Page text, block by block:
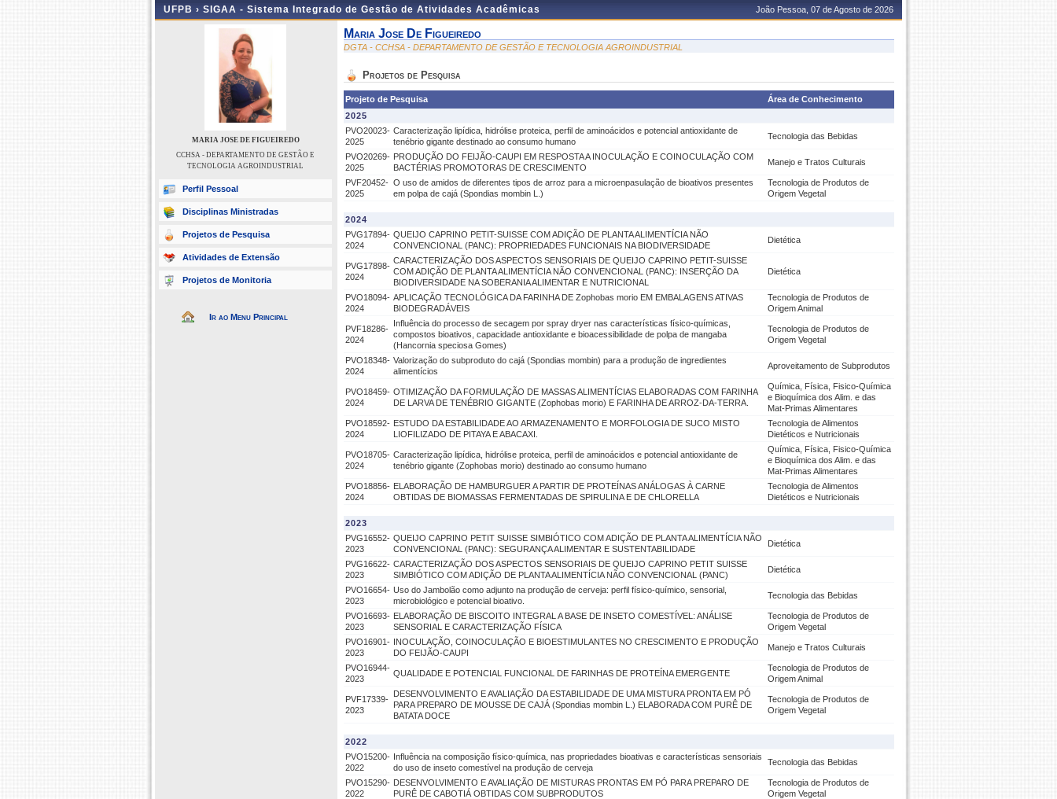
UFPB › SIGAA - Sistema Integrado de Gestão de Atividades Acadêmicas João Pessoa, 07 de Agosto de 2026
MARIA JOSE DE FIGUEIREDO
CCHSA - DEPARTAMENTO DE GESTÃO E
TECNOLOGIA AGROINDUSTRIAL
Perfil Pessoal
Disciplinas Ministradas
Projetos de Pesquisa
Atividades de Extensão
Projetos de Monitoria
Ir ao Menu Principal
Maria Jose De Figueiredo
DGTA - CCHSA - DEPARTAMENTO DE GESTÃO E TECNOLOGIA AGROINDUSTRIAL
Projetos de Pesquisa
Projeto de Pesquisa
Área de Conhecimento
2025
PVO20023-
2025
Caracterização lipídica, hidrólise proteica, perfil de aminoácidos e potencial antioxidante de
tenébrio gigante destinado ao consumo humano
Tecnologia das Bebidas
PVO20269-
2025
PRODUÇÃO DO FEIJÃO-CAUPI EM RESPOSTA A INOCULAÇÃO E COINOCULAÇÃO COM
BACTÉRIAS PROMOTORAS DE CRESCIMENTO
Manejo e Tratos Culturais
PVF20452-
2025
O uso de amidos de diferentes tipos de arroz para a microenpasulação de bioativos presentes
em polpa de cajá (Spondias mombin L.)
Tecnologia de Produtos de
Origem Vegetal
2024
PVG17894-
2024
QUEIJO CAPRINO PETIT-SUISSE COM ADIÇÃO DE PLANTA ALIMENTÍCIA NÃO
CONVENCIONAL (PANC): PROPRIEDADES FUNCIONAIS NA BIODIVERSIDADE
Dietética
PVG17898-
2024
CARACTERIZAÇÃO DOS ASPECTOS SENSORIAIS DE QUEIJO CAPRINO PETIT-SUISSE
COM ADIÇÃO DE PLANTA ALIMENTÍCIA NÃO CONVENCIONAL (PANC): INSERÇÃO DA
BIODIVERSIDADE NA SOBERANIA ALIMENTAR E NUTRICIONAL
Dietética
PVO18094-
2024
APLICAÇÃO TECNOLÓGICA DA FARINHA DE Zophobas morio EM EMBALAGENS ATIVAS
BIODEGRADÁVEIS
Tecnologia de Produtos de
Origem Animal
PVF18286-
2024
Influência do processo de secagem por spray dryer nas características físico-químicas,
compostos bioativos, capacidade antioxidante e bioacessibilidade de polpa de mangaba
(Hancornia speciosa Gomes)
Tecnologia de Produtos de
Origem Vegetal
PVO18348-
2024
Valorização do subproduto do cajá (Spondias mombin) para a produção de ingredientes
alimentícios
Aproveitamento de Subprodutos
PVO18459-
2024
OTIMIZAÇÃO DA FORMULAÇÃO DE MASSAS ALIMENTÍCIAS ELABORADAS COM FARINHA
DE LARVA DE TENÉBRIO GIGANTE (Zophobas morio) E FARINHA DE ARROZ-DA-TERRA.
Química, Física, Fisico-Química
e Bioquímica dos Alim. e das
Mat-Primas Alimentares
PVO18592-
2024
ESTUDO DA ESTABILIDADE AO ARMAZENAMENTO E MORFOLOGIA DE SUCO MISTO
LIOFILIZADO DE PITAYA E ABACAXI.
Tecnologia de Alimentos
Dietéticos e Nutricionais
PVO18705-
2024
Caracterização lipídica, hidrólise proteica, perfil de aminoácidos e potencial antioxidante de
tenébrio gigante (Zophobas morio) destinado ao consumo humano
Química, Física, Fisico-Química
e Bioquímica dos Alim. e das
Mat-Primas Alimentares
PVO18856-
2024
ELABORAÇÃO DE HAMBURGUER A PARTIR DE PROTEÍNAS ANÁLOGAS À CARNE
OBTIDAS DE BIOMASSAS FERMENTADAS DE SPIRULINA E DE CHLORELLA
Tecnologia de Alimentos
Dietéticos e Nutricionais
2023
PVG16552-
2023
QUEIJO CAPRINO PETIT SUISSE SIMBIÓTICO COM ADIÇÃO DE PLANTA ALIMENTÍCIA NÃO
CONVENCIONAL (PANC): SEGURANÇA ALIMENTAR E SUSTENTABILIDADE
Dietética
PVG16622-
2023
CARACTERIZAÇÃO DOS ASPECTOS SENSORIAIS DE QUEIJO CAPRINO PETIT SUISSE
SIMBIÓTICO COM ADIÇÃO DE PLANTA ALIMENTÍCIA NÃO CONVENCIONAL (PANC)
Dietética
PVO16654-
2023
Uso do Jambolão como adjunto na produção de cerveja: perfil físico-químico, sensorial,
microbiológico e potencial bioativo.
Tecnologia das Bebidas
PVO16693-
2023
ELABORAÇÃO DE BISCOITO INTEGRAL A BASE DE INSETO COMESTÍVEL: ANÁLISE
SENSORIAL E CARACTERIZAÇÃO FÍSICA
Tecnologia de Produtos de
Origem Vegetal
PVO16901-
2023
INOCULAÇÃO, COINOCULAÇÃO E BIOESTIMULANTES NO CRESCIMENTO E PRODUÇÃO
DO FEIJÃO-CAUPI
Manejo e Tratos Culturais
PVO16944-
2023
QUALIDADE E POTENCIAL FUNCIONAL DE FARINHAS DE PROTEÍNA EMERGENTE
Tecnologia de Produtos de
Origem Animal
PVF17339-
2023
DESENVOLVIMENTO E AVALIAÇÃO DA ESTABILIDADE DE UMA MISTURA PRONTA EM PÓ
PARA PREPARO DE MOUSSE DE CAJÁ (Spondias mombin L.) ELABORADA COM PURÊ DE
BATATA DOCE
Tecnologia de Produtos de
Origem Vegetal
2022
PVO15200-
2022
Influência na composição físico-química, nas propriedades bioativas e características sensoriais
do uso de inseto comestível na produção de cerveja
Tecnologia das Bebidas
PVO15290-
2022
DESENVOLVIMENTO E AVALIAÇÃO DE MISTURAS PRONTAS EM PÓ PARA PREPARO DE
PURÊ DE CABOTIÁ OBTIDAS COM SUBPRODUTOS
Tecnologia de Produtos de
Origem Vegetal